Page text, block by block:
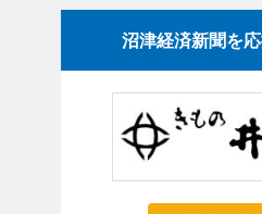
沼津経済新聞を